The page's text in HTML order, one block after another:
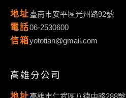
地址臺南市安平區光州路92號
電話06-2530600
信箱yototian@gmail.com
高雄分公司
高雄市仁武區八德中路288號